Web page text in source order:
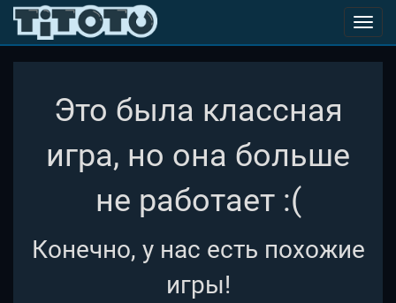
Это была классная
игра, но она больше
не работает :(
Конечно, у нас есть похожие
игры!